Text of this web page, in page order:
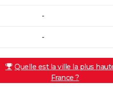
-
-
Quelle est la ville la plus
France ?